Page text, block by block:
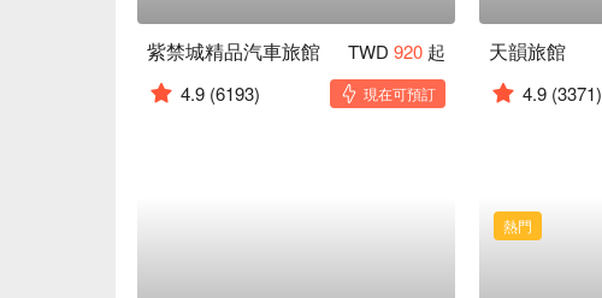
紫禁城精品汽車旅館 TWD 920 起
4.9 (6193) 現在可預訂
天韻旅館
4.9 (3371)
熱門